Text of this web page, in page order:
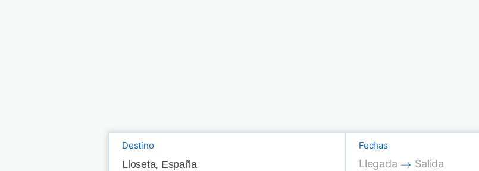
Destino Fechas
Press the down arrow
Llegada
Press the
Salida